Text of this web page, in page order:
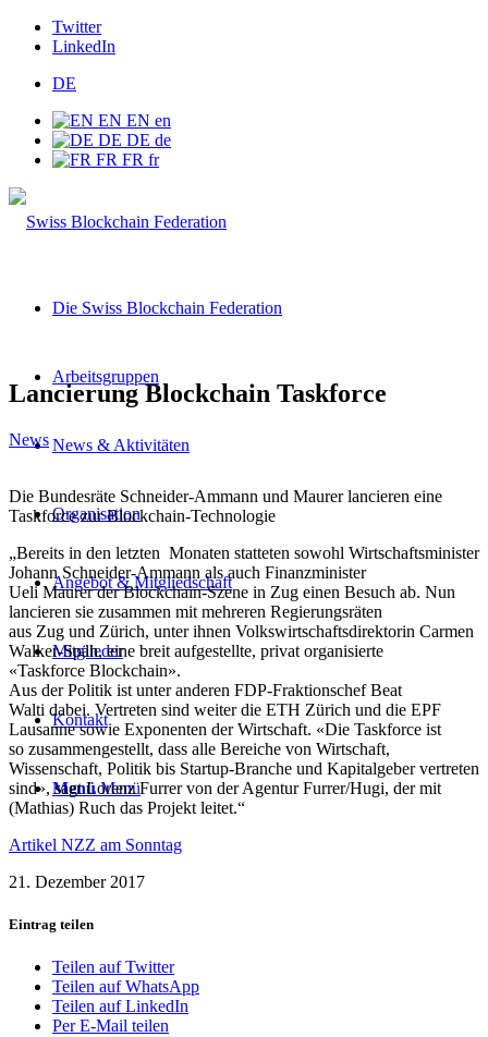
Twitter
LinkedIn
DE
EN EN en
DE DE de
FR FR fr
Die Swiss Blockchain Federation
Arbeitsgruppen
News & Aktivitäten
Organisation
Angebot & Mitgliedschaft
Mitglieder
Kontakt
Menü Menü
Lancierung Blockchain Taskforce
News
Die Bundesräte Schneider-Ammann und Maurer lancieren eine
Taskforce zur Blockchain-Technologie
„Bereits in den letzten Monaten statteten sowohl Wirtschaftsminister
Johann Schneider-Ammann als auch Finanzminister
Ueli Maurer der Blockchain-Szene in Zug einen Besuch ab. Nun
lancieren sie zusammen mit mehreren Regierungsräten
aus Zug und Zürich, unter ihnen Volkswirtschaftsdirektorin Carmen
Walker-Späh, eine breit aufgestellte, privat organisierte
«Taskforce Blockchain».
Aus der Politik ist unter anderen FDP-Fraktionschef Beat
Walti dabei. Vertreten sind weiter die ETH Zürich und die EPF
Lausanne sowie Exponenten der Wirtschaft. «Die Taskforce ist
so zusammengestellt, dass alle Bereiche von Wirtschaft,
Wissenschaft, Politik bis Startup-Branche und Kapitalgeber vertreten
sind», sagt Lorenz Furrer von der Agentur Furrer/Hugi, der mit
(Mathias) Ruch das Projekt leitet.“
Artikel NZZ am Sonntag
21. Dezember 2017
Eintrag teilen
Teilen auf Twitter
Teilen auf WhatsApp
Teilen auf LinkedIn
Per E-Mail teilen